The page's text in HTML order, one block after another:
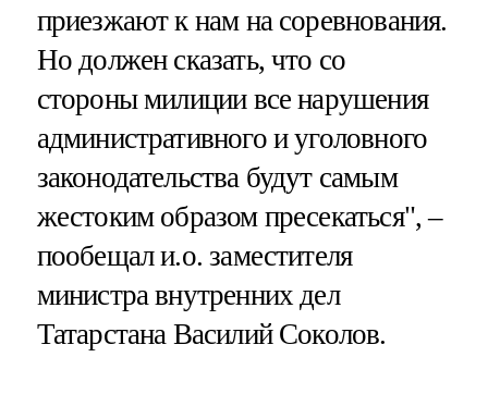
приезжают к нам на соревнования.
Но должен сказать, что со
стороны милиции все нарушения
административного и уголовного
законодательства будут самым
жестоким образом пресекаться", –
пообещал и.о. заместителя
министра внутренних дел
Татарстана Василий Соколов.